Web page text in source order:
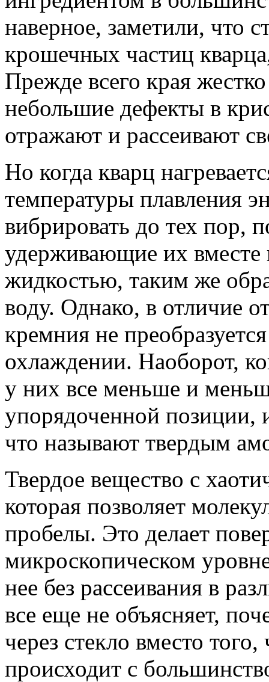
наверное, заметили, что
крошечных частиц
Прежде всего края
небольшие дефекты в
отражают и рассеивают
Но когда кварц
температуры плавления
вибрировать до тех пор,
удерживающие их вместе
жидкостью, таким же
воду. Однако, в отличие
кремния не
охлаждении. Наоборот,
у них все меньше и
упорядоченной позиции,
что называют твердым
Твердое вещество с
которая позволяет
пробелы. Это делает
микроскопическом
нее без рассеивания в
все еще не объясняет,
через стекло вместо
происходит с